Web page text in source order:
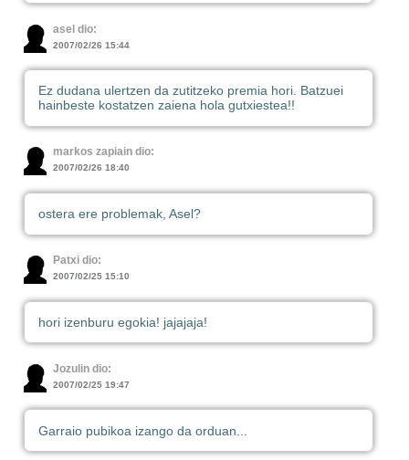
asel dio:
2007/02/26 15:44
Ez dudana ulertzen da zutitzeko premia hori. Batzuei
hainbeste kostatzen zaiena hola gutxiestea!!
markos zapiain dio:
2007/02/26 18:40
ostera ere problemak, Asel?
Patxi dio:
2007/02/25 15:10
hori izenburu egokia! jajajaja!
Jozulin dio:
2007/02/25 19:47
Garraio pubikoa izango da orduan...